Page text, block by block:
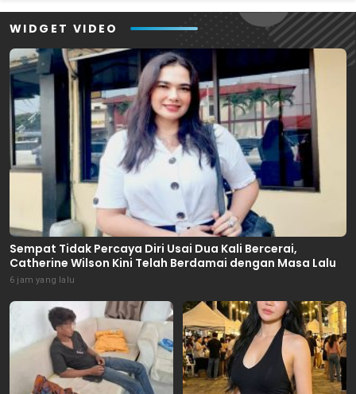
WIDGET VIDEO
Sempat Tidak Percaya Diri Usai Dua Kali Bercerai,
Catherine Wilson Kini Telah Berdamai dengan Masa Lalu
6 jam yang lalu